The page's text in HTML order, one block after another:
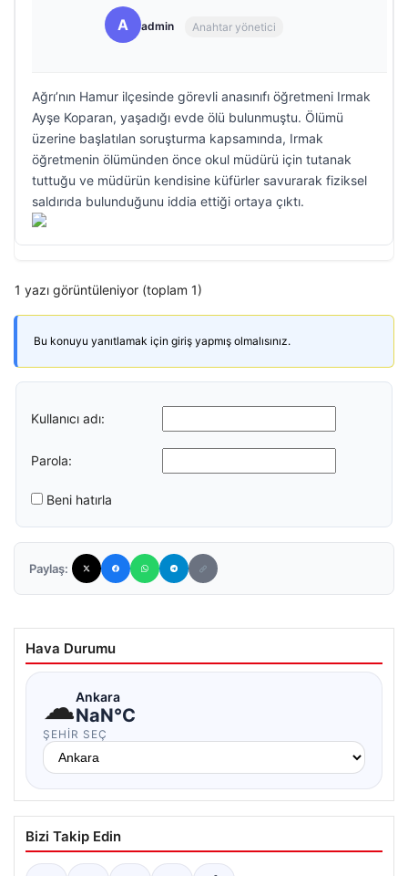
A admin Anahtar yönetici
Ağrı’nın Hamur ilçesinde görevli anasınıfı öğretmeni Irmak
Ayşe Koparan, yaşadığı evde ölü bulunmuştu. Ölümü
üzerine başlatılan soruşturma kapsamında, Irmak
öğretmenin ölümünden önce okul müdürü için tutanak
tuttuğu ve müdürün kendisine küfürler savurarak fiziksel
saldırıda bulunduğunu iddia ettiği ortaya çıktı.
1 yazı görüntüleniyor (toplam 1)
Bu konuyu yanıtlamak için giriş yapmış olmalısınız.
Kullanıcı adı:
Parola:
Beni hatırla
Paylaş:
Hava Durumu
☁Ankara
NaN°C
ŞEHIR SEÇ
Bizi Takip Edin